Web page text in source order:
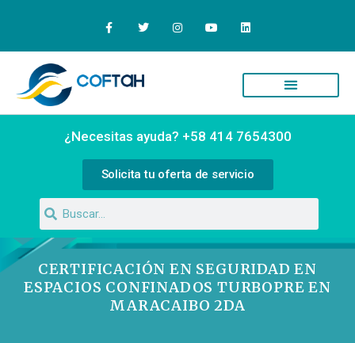
¿Necesitas ayuda? +58 414 7654300
Solicita tu oferta de servicio
CERTIFICACIÓN EN SEGURIDAD EN
ESPACIOS CONFINADOS TURBOPRE EN
MARACAIBO 2DA